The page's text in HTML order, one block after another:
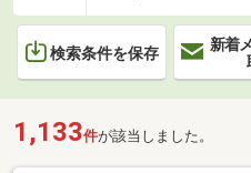
検索条件を保存
新着
1,133件が該当しました。